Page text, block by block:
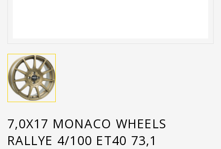
7,0X17 MONACO WHEELS
RALLYE 4/100 ET40 73,1